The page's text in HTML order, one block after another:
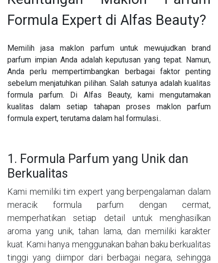
Formula Expert di Alfas Beauty?
Memilih jasa maklon parfum untuk mewujudkan brand
parfum impian Anda adalah keputusan yang tepat. Namun,
Anda perlu mempertimbangkan berbagai faktor penting
sebelum menjatuhkan pilihan. Salah satunya adalah kualitas
formula parfum. Di Alfas Beauty, kami mengutamakan
kualitas dalam setiap tahapan proses maklon parfum
formula expert, terutama dalam hal formulasi..
1. Formula Parfum yang Unik dan
Berkualitas
Kami memiliki tim expert yang berpengalaman dalam
meracik formula parfum dengan cermat,
memperhatikan setiap detail untuk menghasilkan
aroma yang unik, tahan lama, dan memiliki karakter
kuat. Kami hanya menggunakan bahan baku berkualitas
tinggi yang diimpor dari berbagai negara, sehingga